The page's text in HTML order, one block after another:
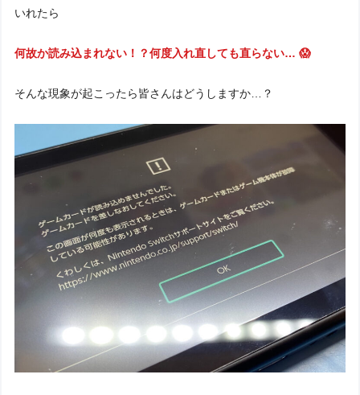
いれたら
何故か読み込まれない！？何度入れ直しても直らない… 😱
そんな現象が起こったら皆さんはどうしますか…？